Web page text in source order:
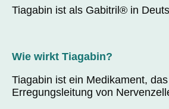
Tiagabin ist als Gabitril® in
Wie wirkt Tiagabin?
Tiagabin ist ein Medikament,
Erregungsleitung von